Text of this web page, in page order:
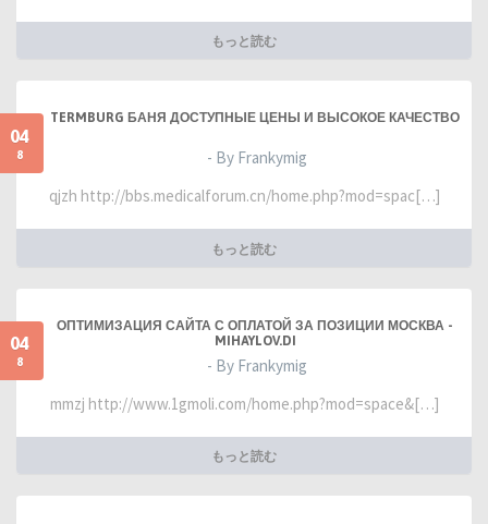
もっと読む
04
8
TERMBURG БАНЯ ДОСТУПНЫЕ ЦЕНЫ И ВЫСОКОЕ КАЧЕСТВО
- By Frankymig
qjzh http://bbs.medicalforum.cn/home.php?mod=spac[…]
もっと読む
04
8
ОПТИМИЗАЦИЯ САЙТА С ОПЛАТОЙ ЗА ПОЗИЦИИ МОСКВА -
MIHAYLOV.DI
- By Frankymig
mmzj http://www.1gmoli.com/home.php?mod=space&[…]
もっと読む